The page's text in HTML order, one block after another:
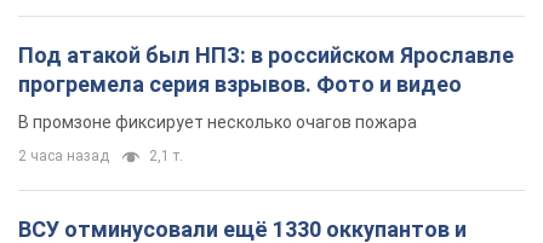
Под атакой был НПЗ: в российском Ярославле
прогремела серия взрывов. Фото и видео
В промзоне фиксирует несколько очагов пожара
2 часа назад 2,1 т.
ВСУ отминусовали ещё 1330 оккупантов и